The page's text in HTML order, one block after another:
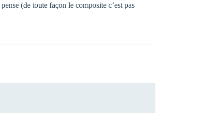
(de toute façon le composite c’est pas